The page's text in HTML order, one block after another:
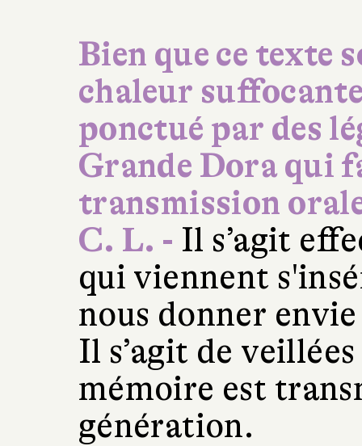
Bien que ce texte
chaleur
ponctué par des
Grande Dora qui
transmission
C. L. - Il s’agit
qui viennent
nous donner
Il s’agit de
mémoire est
génération.